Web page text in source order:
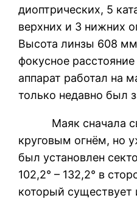
диоптрических, 5
верхних и 3 нижних
Высота линзы 608
фокусное
аппарат работал на
только недавно был
Маяк сначала
круговым огнём, но
был установлен
102,2° – 132,2° в
который существует